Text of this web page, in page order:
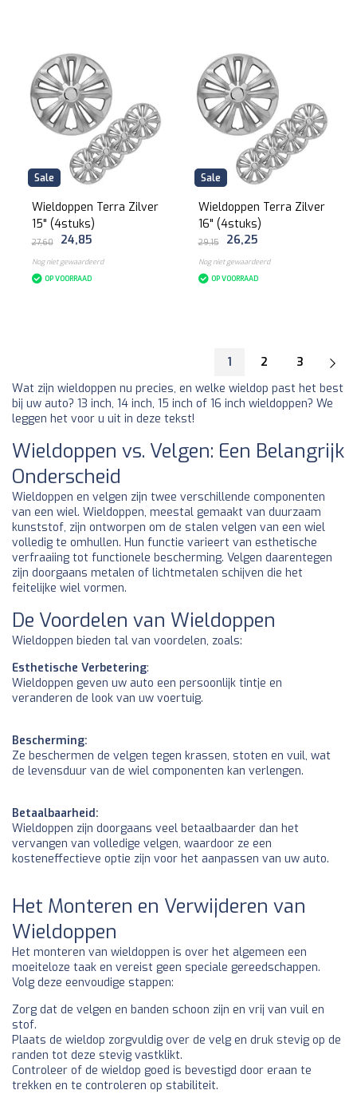
Sale
Wieldoppen Terra Zilver
15" (4stuks)
27,60 24,85
Nog niet gewaardeerd
OP VOORRAAD
Sale
Wieldoppen Terra Zilver
16" (4stuks)
29,15 26,25
Nog niet gewaardeerd
OP VOORRAAD
1 2
3
Wat zijn wieldoppen nu precies, en welke wieldop past het best
bij uw auto? 13 inch, 14 inch, 15 inch of 16 inch wieldoppen? We
leggen het voor u uit in deze tekst!
Wieldoppen vs. Velgen: Een Belangrijk
Onderscheid
Wieldoppen en velgen zijn twee verschillende componenten
van een wiel. Wieldoppen, meestal gemaakt van duurzaam
kunststof, zijn ontworpen om de stalen velgen van een wiel
volledig te omhullen. Hun functie varieert van esthetische
verfraaiing tot functionele bescherming. Velgen daarentegen
zijn doorgaans metalen of lichtmetalen schijven die het
feitelijke wiel vormen.
De Voordelen van Wieldoppen
Wieldoppen bieden tal van voordelen, zoals:
Esthetische Verbetering:
Wieldoppen geven uw auto een persoonlijk tintje en
veranderen de look van uw voertuig.
Bescherming:
Ze beschermen de velgen tegen krassen, stoten en vuil, wat
de levensduur van de wiel componenten kan verlengen.
Betaalbaarheid:
Wieldoppen zijn doorgaans veel betaalbaarder dan het
vervangen van volledige velgen, waardoor ze een
kosteneffectieve optie zijn voor het aanpassen van uw auto.
Het Monteren en Verwijderen van
Wieldoppen
Het monteren van wieldoppen is over het algemeen een
moeiteloze taak en vereist geen speciale gereedschappen.
Volg deze eenvoudige stappen:
Zorg dat de velgen en banden schoon zijn en vrij van vuil en
stof.
Plaats de wieldop zorgvuldig over de velg en druk stevig op de
randen tot deze stevig vastklikt.
Controleer of de wieldop goed is bevestigd door eraan te
trekken en te controleren op stabiliteit.